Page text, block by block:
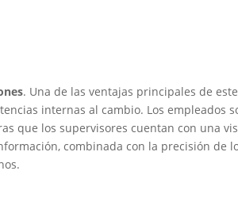
. Una de las ventajas principales de
internas al cambio. Los empleados
que los supervisores cuentan con una
combinada con la precisión de